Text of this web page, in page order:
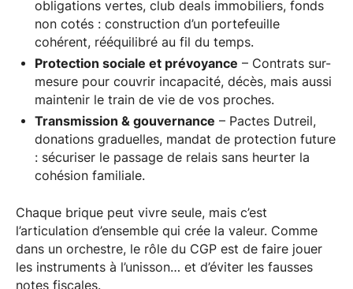
obligations vertes, club deals immobiliers, fonds
non cotés : construction d’un portefeuille
cohérent, rééquilibré au fil du temps.
Protection sociale et prévoyance – Contrats sur-
mesure pour couvrir incapacité, décès, mais aussi
maintenir le train de vie de vos proches.
Transmission & gouvernance – Pactes Dutreil,
donations graduelles, mandat de protection future
: sécuriser le passage de relais sans heurter la
cohésion familiale.
Chaque brique peut vivre seule, mais c’est
l’articulation d’ensemble qui crée la valeur. Comme
dans un orchestre, le rôle du CGP est de faire jouer
les instruments à l’unisson… et d’éviter les fausses
notes fiscales.